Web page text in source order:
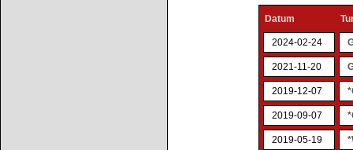
Datum
2024-02-24
2021-11-20
2019-12-07
2019-09-07
2019-05-19